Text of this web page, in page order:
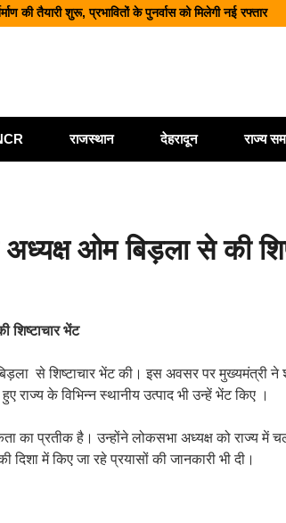
पर भूस्खलन, कई मार्ग बंद; श्रद्धालु और यात्री फंसे
सभी एजेंसियां रहें चौकन्नी
खोलने पर केंद्र सरकार विचाररत
राजस्थान देहरादून राज्य
ओम बिड़ला से की
शिष्टाचार भेंट
से शिष्टाचार भेंट की। इस अवसर पर मुख्यमंत्री ने
राज्य के विभिन्न स्थानीय उत्पाद भी उन्हें भेंट किए ।
का प्रतीक है। उन्होंने लोकसभा अध्यक्ष को राज्य में
में किए जा रहे प्रयासों की जानकारी भी दी।